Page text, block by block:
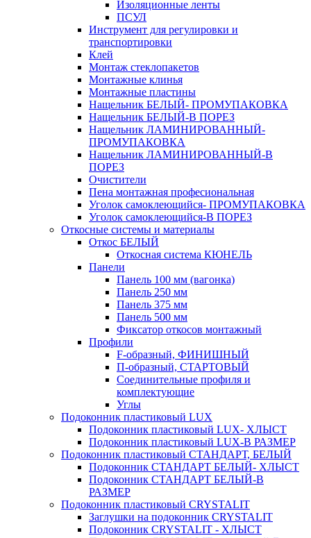
Изоляционные ленты
ПСУЛ
Инструмент для регулировки и
транспортировки
Клей
Монтаж стеклопакетов
Монтажные клинья
Монтажные пластины
Нащельник БЕЛЫЙ- ПРОМУПАКОВКА
Нащельник БЕЛЫЙ-В ПОРЕЗ
Нащельник ЛАМИНИРОВАННЫЙ-
ПРОМУПАКОВКА
Нащельник ЛАМИНИРОВАННЫЙ-В
ПОРЕЗ
Очистители
Пена монтажная професиональная
Уголок самоклеющийся- ПРОМУПАКОВКА
Уголок самоклеющийся-В ПОРЕЗ
Откосные системы и материалы
Откос БЕЛЫЙ
Откосная система КЮНЕЛЬ
Панели
Панель 100 мм (вагонка)
Панель 250 мм
Панель 375 мм
Панель 500 мм
Фиксатор откосов монтажный
Профили
F-образный, ФИНИШНЫЙ
П-образный, СТАРТОВЫЙ
Соединительные профиля и
комплектующие
Углы
Подоконник пластиковый LUX
Подоконник пластиковый LUX- ХЛЫСТ
Подоконник пластиковый LUX-В РАЗМЕР
Подоконник пластиковый СТАНДАРТ, БЕЛЫЙ
Подоконник СТАНДАРТ БЕЛЫЙ- ХЛЫСТ
Подоконник СТАНДАРТ БЕЛЫЙ-В
РАЗМЕР
Подоконник пластиковый CRYSTALIT
Заглушки на подоконник CRYSTALIT
Подоконник CRYSTALIT - ХЛЫСТ